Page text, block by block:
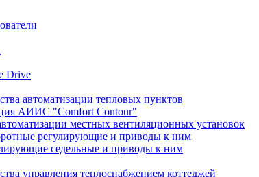
Drive
автоматизации тепловых пунктов
АИИС "Comfort Contour"
местных вентиляционных установок
регулирующие и приводы к ним
седельные и приводы к ним
управления теплоснабжением коттеджей